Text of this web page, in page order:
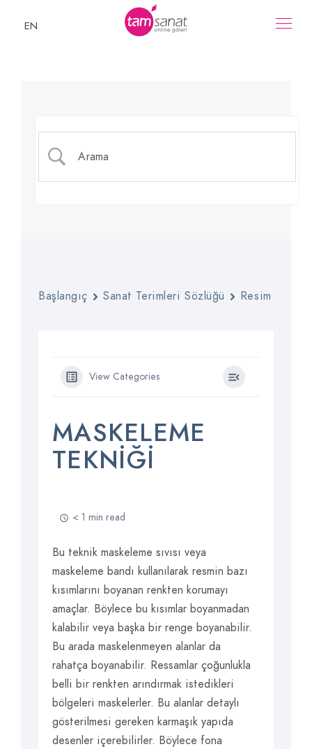
Maskeleme Tekniği
Başlangıç Sanat Terimleri Sözlüğü Resim
View Categories
MASKELEME
TEKNIĞI
< 1 min read
Bu teknik maskeleme sıvısı veya
maskeleme bandı kullanılarak resmin bazı
kısımlarını boyanan renkten korumayı
amaçlar. Böylece bu kısımlar boyanmadan
kalabilir veya başka bir renge boyanabilir.
Bu arada maskelenmeyen alanlar da
rahatça boyanabilir. Ressamlar çoğunlukla
belli bir renkten arındırmak istedikleri
bölgeleri maskelerler. Bu alanlar detaylı
gösterilmesi gereken karmaşık yapıda
desenler içerebilirler. Böylece fona
EN